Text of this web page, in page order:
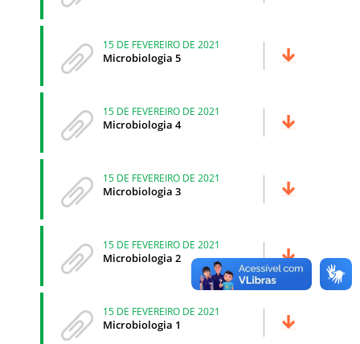
15 DE FEVEREIRO DE 2021
Microbiologia 5
15 DE FEVEREIRO DE 2021
Microbiologia 4
15 DE FEVEREIRO DE 2021
Microbiologia 3
15 DE FEVEREIRO DE 2021
Microbiologia 2
15 DE FEVEREIRO DE 2021
Microbiologia 1